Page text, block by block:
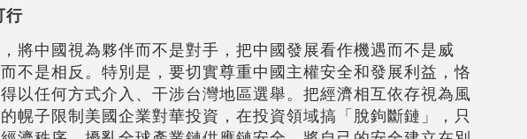
行
將中國視為夥伴而不是對手，把中國發展看作機遇而不是威
不是相反。特別是，要切實尊重中國主權安全和發展利益，恪
以任何方式介入、干涉台灣地區選舉。把經濟相互依存視為風
幌子限制美國企業對華投資，在投資領域搞「脫鉤斷鏈」，只